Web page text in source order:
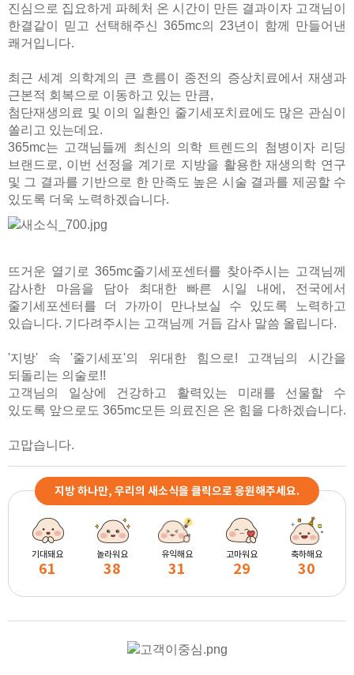
진심으로 집요하게 파헤처 온 시간이 만든 결과이자 고객님이
한결같이 믿고 선택해주신 365mc의 23년이 함께 만들어낸
쾌거입니다.
최근 세계 의학계의 큰 흐름이 종전의 증상치료에서 재생과
근본적 회복으로 이동하고 있는 만큼,
첨단재생의료 및 이의 일환인 줄기세포치료에도 많은 관심이
쏠리고 있는데요.
365mc는 고객님들께 최신의 의학 트렌드의 첨병이자 리딩
브랜드로, 이번 선정을 계기로 지방을 활용한 재생의학 연구
및 그 결과를 기반으로 한 만족도 높은 시술 결과를 제공할 수
있도록 더욱 노력하겠습니다.
뜨거운 열기로 365mc줄기세포센터를 찾아주시는 고객님께
감사한 마음을 담아 최대한 빠른 시일 내에, 전국에서
줄기세포센터를 더 가까이 만나보실 수 있도록 노력하고
있습니다. 기다려주시는 고객님께 거듭 감사 말씀 올립니다.
'지방' 속 '줄기세포'의 위대한 힘으로! 고객님의 시간을
되돌리는 의술로!!
고객님의 일상에 건강하고 활력있는 미래를 선물할 수
있도록 앞으로도 365mc모든 의료진은 온 힘을 다하겠습니다.
고맙습니다.
지방 하나만, 우리의 새소식을 클릭으로 응원해주세요.
기대돼요
61
놀라워요
38
유익해요
31
고마워요
29
축하해요
30